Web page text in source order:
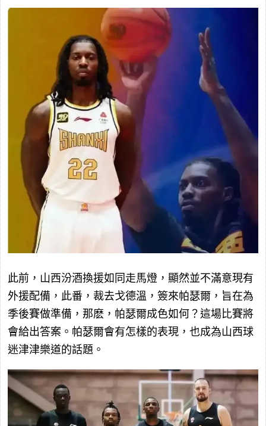
此前，山西汾酒換援如同走馬燈，顯然並不滿意現有
外援配備，此番，裁去戈德溫，簽來帕瑟爾，旨在為
季後賽做準備，那麽，帕瑟爾成色如何？這場比賽將
會給出答案。帕瑟爾會有怎樣的表現，也成為山西球
迷津津樂道的話題。